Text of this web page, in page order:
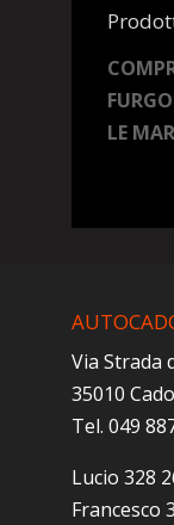
LE
Via Strada
35010
Tel. 049
Lucio 328
Francesco